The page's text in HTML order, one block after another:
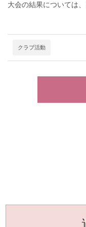
大会の結果については、
クラブ活動